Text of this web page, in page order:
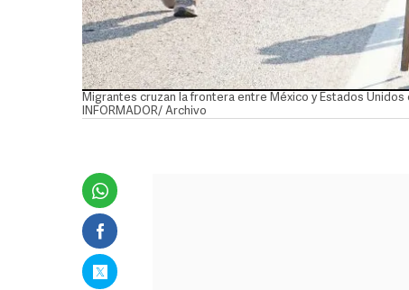
Migrantes cruzan la frontera entre México y Estados
INFORMADOR/ Archivo